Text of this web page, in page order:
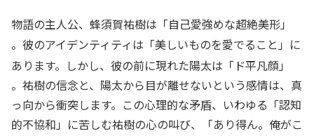
物語の主人公、蜂須賀祐樹は「自己愛強めな超絶美形」
。彼のアイデンティティは「美しいものを愛でること」に
あります。しかし、彼の前に現れた陽太は「ド平凡顔」
。祐樹の信念と、陽太から目が離せないという感情は、真
っ向から衝突します。この心理的な矛盾、いわゆる「認知
的不協和」に苦しむ祐樹の心の叫び、「あり得ん。俺がこ